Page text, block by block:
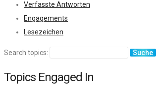
Verfasste Antworten
Engagements
Lesezeichen
Search topics:
Topics Engaged In